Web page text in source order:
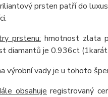
prsten patří do
prstenu: hmotnost zlata
diamantů je 0.936ct
výrobní vady je u tohoto
obsahuje registrovaný